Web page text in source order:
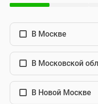
В Москве
В Московской
В Новой Москве